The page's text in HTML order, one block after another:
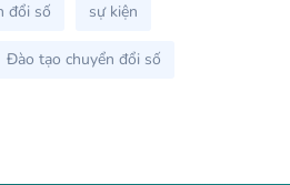
đổi số sự kiện
Đào tạo chuyển đổi số